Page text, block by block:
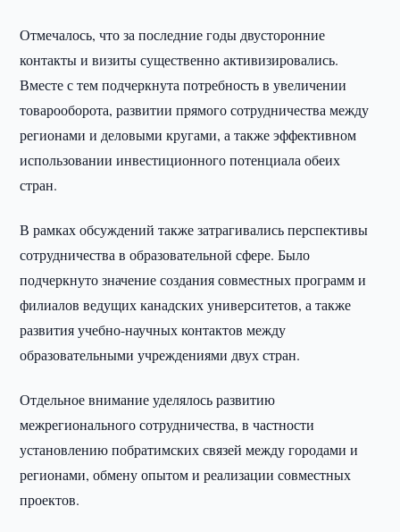
Отмечалось, что за последние годы двусторонние
контакты и визиты существенно активизировались.
Вместе с тем подчеркнута потребность в увеличении
товарооборота, развитии прямого сотрудничества между
регионами и деловыми кругами, а также эффективном
использовании инвестиционного потенциала обеих
стран.
В рамках обсуждений также затрагивались перспективы
сотрудничества в образовательной сфере. Было
подчеркнуто значение создания совместных программ и
филиалов ведущих канадских университетов, а также
развития учебно-научных контактов между
образовательными учреждениями двух стран.
Отдельное внимание уделялось развитию
межрегионального сотрудничества, в частности
установлению побратимских связей между городами и
регионами, обмену опытом и реализации совместных
проектов.